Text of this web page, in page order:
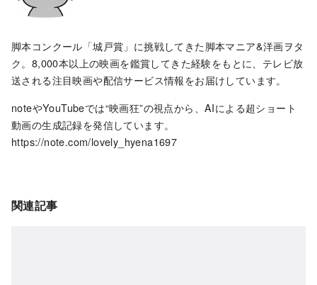
脚本コンクール「城戸賞」に挑戦してきた脚本マニア&洋画ヲタ
ク。8,000本以上の映画を鑑賞してきた経験をもとに、テレビ放
送される注目映画や配信サービス情報をお届けしています。
noteやYouTubeでは“映画狂”の視点から、AIによる超ショート
動画の生成記録を発信しています。
https://note.com/lovely_hyena1697
関連記事